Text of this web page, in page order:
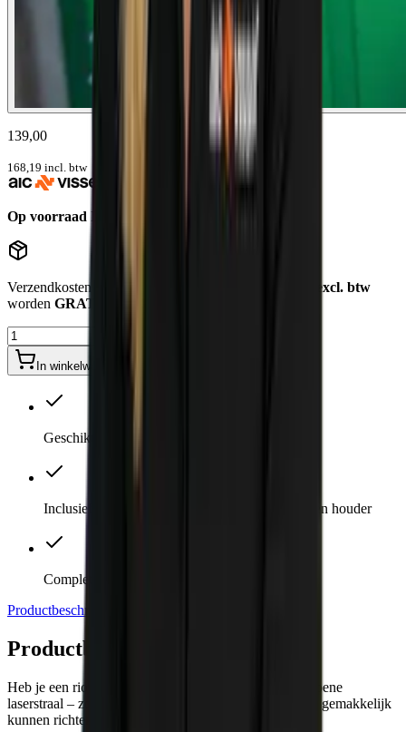
139,00
168,19 incl. btw
Op voorraad Levertijd: 1-2 werkdagen
Verzendkosten
boven de €750,- excl. btw
worden GRATIS bezorgd
In winkelwagen
Geschikt voor lijnlasers met groene laserstraal
Inclusief 1x doelplaat lang en 1x doelplaat kort en houder
Complete doelplaat set
Productbeschrijving
Productbeschrijving
Heb je een rioollaser van Spectra Precision met een groene
laserstraal – zoals nu de DG613 G – en wil je de straal gemakkelijk
kunnen richten? Dan is deze set met doelplaten ideaal!